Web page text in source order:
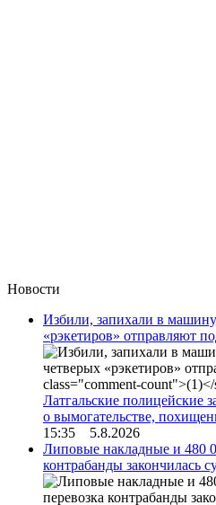
Новости
Избили, запихали в
«рэкетиров» отправляют
Латгальские полицейские
о вымогательстве,
15:35 5.8.2026
Липовые накладные и 480
контрабанды закончилась